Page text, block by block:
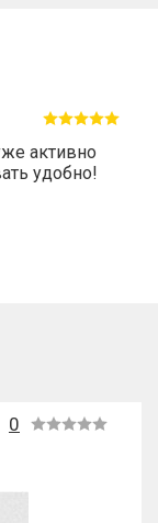
активно
удобно!
0